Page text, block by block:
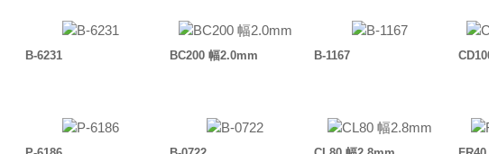
B-6231 BC200 幅2.0mm B-1167